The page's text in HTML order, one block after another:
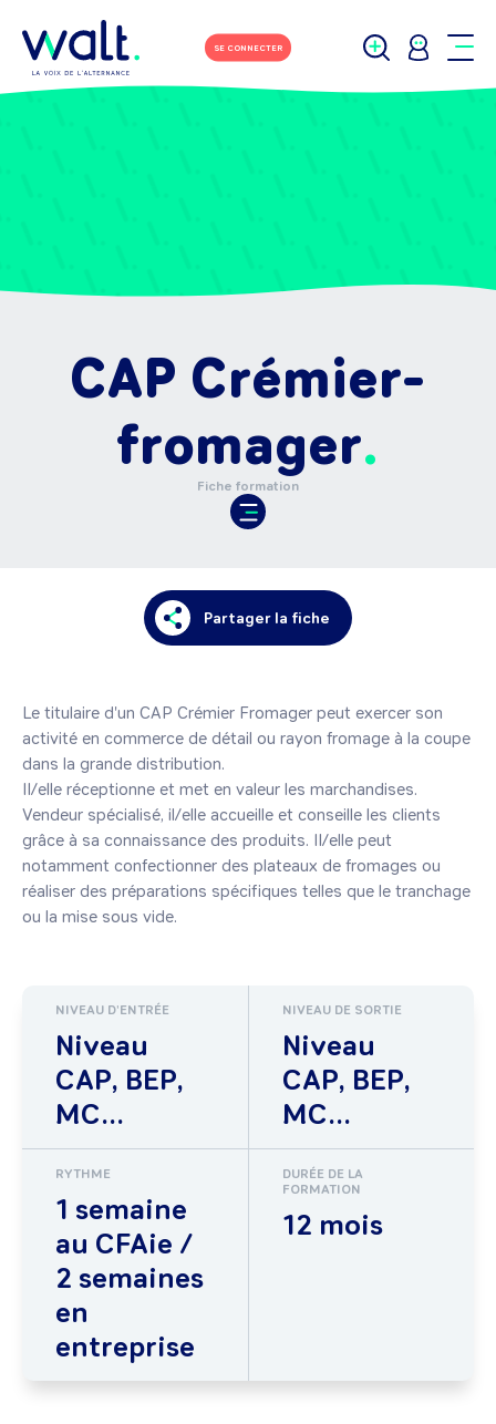
SE CONNECTER
CAP Crémier-
fromager
Fiche formation
Partager la fiche
Le titulaire d'un CAP Crémier Fromager peut exercer son
activité en commerce de détail ou rayon fromage à la coupe
dans la grande distribution.
Il/elle réceptionne et met en valeur les marchandises.
Vendeur spécialisé, il/elle accueille et conseille les clients
grâce à sa connaissance des produits. Il/elle peut
notamment confectionner des plateaux de fromages ou
réaliser des préparations spécifiques telles que le tranchage
ou la mise sous vide.
NIVEAU D'ENTRÉE
Niveau
CAP, BEP,
MC...
NIVEAU DE SORTIE
Niveau
CAP, BEP,
MC...
RYTHME
1 semaine
au CFAie /
2 semaines
en
entreprise
DURÉE DE LA
FORMATION
12 mois